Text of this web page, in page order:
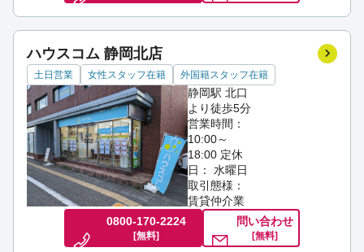
ハウスコム 静岡北店
土日営業 女性スタッフ在籍 外国籍スタッフ在籍
静岡駅 北口
より徒歩5分
営業時間：
10:00～
18:00 定休
日： 水曜日
取引態様：
賃貸仲介業
0800-170-2224
[無料]
問い合わせ
[無料]